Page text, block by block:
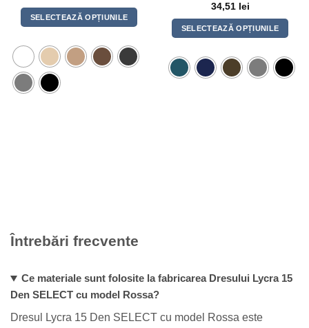
SELECTEAZĂ OPȚIUNILE
produs
are
34,51 lei
SELECTEAZĂ OPȚIUNILE
produs
are
Întrebări frecvente
Ce materiale sunt folosite la fabricarea Dresului Lycra 15
Den SELECT cu model Rossa?
Dresul Lycra 15 Den SELECT cu model Rossa este